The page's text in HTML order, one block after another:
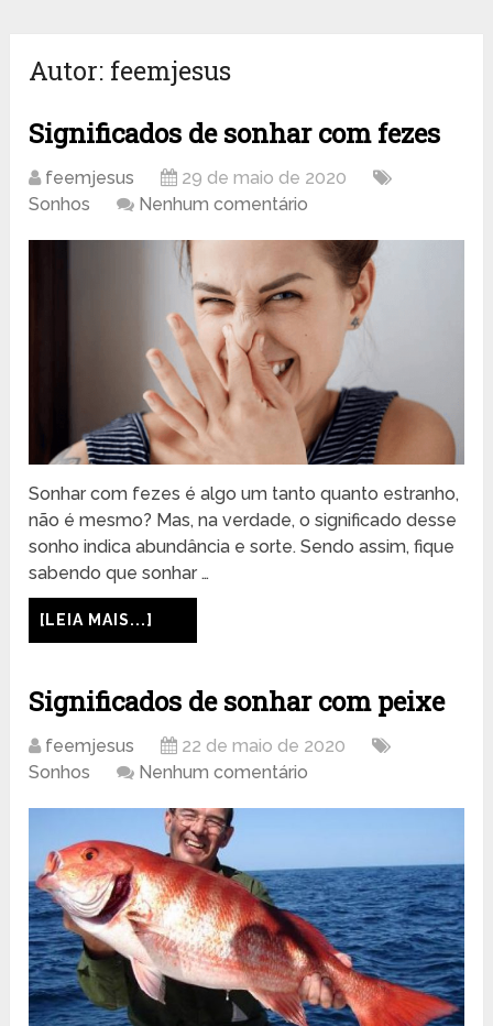
Autor: feemjesus
Significados de sonhar com fezes
feemjesus
29 de maio de 2020
Sonhos
Nenhum comentário
Sonhar com fezes é algo um tanto quanto estranho,
não é mesmo? Mas, na verdade, o significado desse
sonho indica abundância e sorte. Sendo assim, fique
sabendo que sonhar …
[LEIA MAIS...]
Significados de sonhar com peixe
feemjesus
22 de maio de 2020
Sonhos
Nenhum comentário